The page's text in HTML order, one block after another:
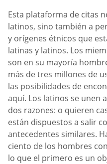
Esta plataforma de citas
latinos, sino también a
y orígenes étnicos que
latinas y latinos. Los
son en su mayoría
más de tres millones de
las posibilidades de
aquí. Los latinos se unen
dos razones: o quieren
están dispuestos a salir
antecedentes similares.
ciento de los hombres
lo que el primero es un